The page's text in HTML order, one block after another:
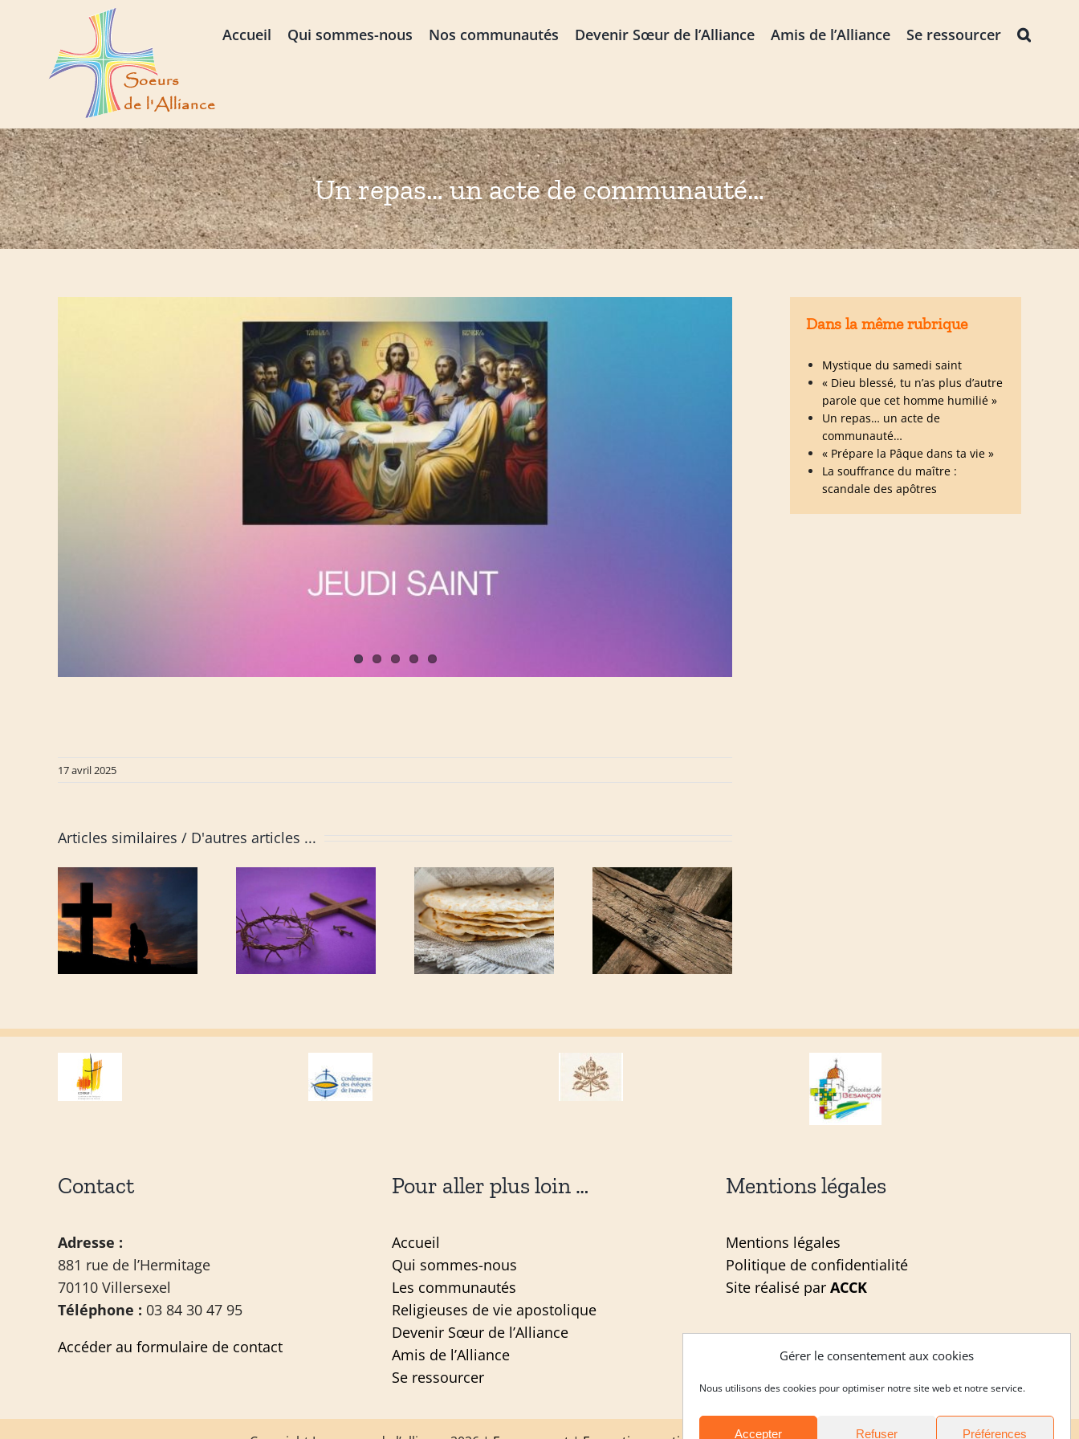
Gérer le consentement aux cookies
Nous utilisons des cookies pour optimiser notre site web et notre service.
Accepter Refuser Préférences
Accueil Qui sommes-nous Nos communautés Devenir Sœur de l’Alliance Amis de l’Alliance Se ressourcer
Un repas… un acte de communauté…
17 avril 2025
Articles similaires
Dans la même rubrique
Mystique du samedi saint
« Dieu blessé, tu n’as plus d’autre
parole que cet homme humilié »
Un repas… un acte de
communauté…
« Prépare la Pâque dans ta vie »
La souffrance du maître :
scandale des apôtres
Contact
Adresse :
881 rue de l’Hermitage
70110 Villersexel
Téléphone : 03 84 30 47 95
Accéder au formulaire de contact
Pour aller plus loin …
Accueil
Qui sommes-nous
Les communautés
Religieuses de vie apostolique
Devenir Sœur de l’Alliance
Amis de l’Alliance
Se ressourcer
Mentions légales
Mentions légales
Politique de confidentialité
Site réalisé par ACCK